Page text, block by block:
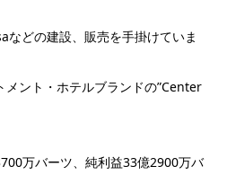
どの建設、販売を手掛けていま
メント・ホテルブランドの”Center
万バーツ、純利益33億2900万バ